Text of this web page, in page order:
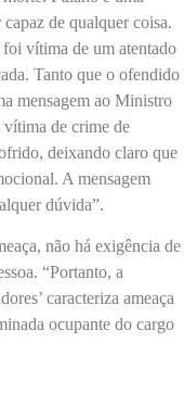
de qualquer coisa.
foi vítima de um atentado
Tanto que o ofendido
mensagem ao Ministro
vítima de crime de
deixando claro que
A mensagem
dúvida”.
não há exigência de
“Portanto, a
caracteriza ameaça
ocupante do cargo